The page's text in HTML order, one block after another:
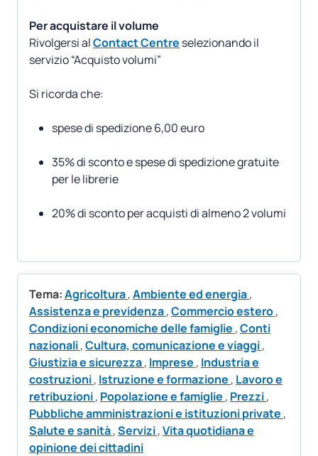
Per acquistare il volume
Rivolgersi alContact Centre selezionando il
servizio “Acquisto volumi”
spese di spedizione 6,00 euro
35% di sconto e spese di spedizione gratuite
per le librerie
20% di sconto per acquisti di almeno 2 volumi
Tema:Agricoltura,Ambiente ed energia,
Assistenza e previdenza,Commercio estero,
Condizioni economiche delle famiglie ,Conti
nazionali,Cultura, comunicazione e viaggi,
Giustizia e sicurezza, Imprese , Industria e
costruzioni, Istruzione e formazione , Lavoro e
retribuzioni, Popolazione e famiglie , Prezzi,
Pubbliche amministrazioni e istituzioni private ,
Salute e sanità,Servizi,Vita quotidiana e
opinione dei cittadini